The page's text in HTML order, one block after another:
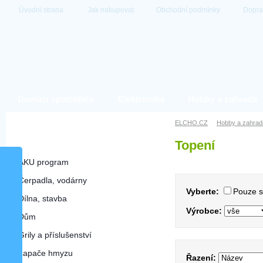
Úvodní strana Jak nakupovat Obchodní podmínky
AKU program
Čerpadla, vodárny
Dílna, stavba
Dům
Grily a příslušenství
Lapače hmyzu
ELCHO.CZ Hobby a
Topení
Vyberte: Pouze
Výrobce:
Řazení: